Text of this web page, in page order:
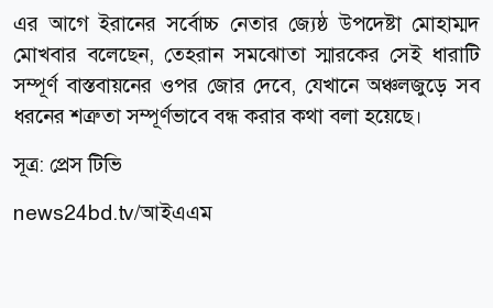
এর আগে ইরানের সর্বোচ্চ নেতার জ্যেষ্ঠ উপদেষ্টা মোহাম্মদ
মোখবার বলেছেন, তেহরান সমঝোতা স্মারকের সেই ধারাটি
সম্পূর্ণ বাস্তবায়নের ওপর জোর দেবে, যেখানে অঞ্চলজুড়ে সব
ধরনের শত্রুতা সম্পূর্ণভাবে বন্ধ করার কথা বলা হয়েছে।
সূত্র: প্রেস টিভি
news24bd.tv/আইএএম